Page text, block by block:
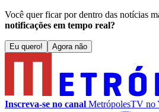
Você quer ficar por dentro das notícias
notificações em tempo real?
Eu quero! Agora não
Inscreva-se no canal MetrópolesTV no